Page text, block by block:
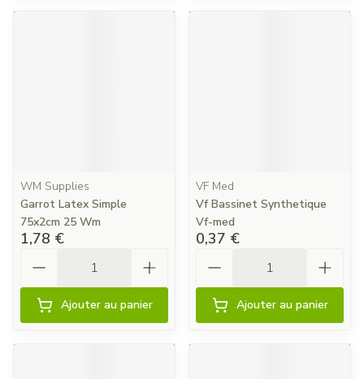
WM Supplies
Garrot Latex Simple
75x2cm 25 Wm
1,78 €
Ajouter au panier
VF Med
Vf Bassinet Synthetique
Vf-med
0,37 €
Ajouter au panier